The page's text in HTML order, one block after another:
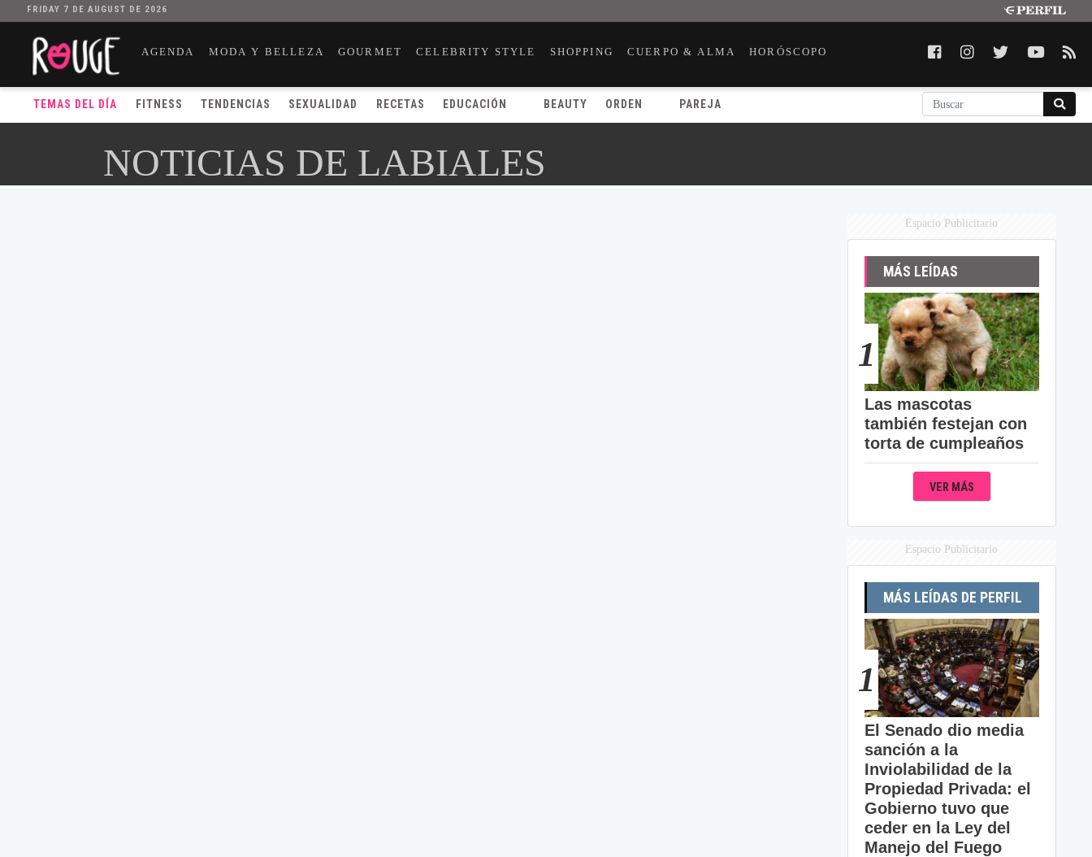
FRIDAY 7 DE AUGUST DE 2026
AGENDA MODA Y BELLEZA GOURMET CELEBRITY STYLE SHOPPING CUERPO & ALMA HORÓSCOPO
TEMAS DEL DÍA FITNESS TENDENCIAS SEXUALIDAD RECETAS EDUCACIÓN BEAUTY ORDEN PAREJA
NOTICIAS DE LABIALES
Espacio Publicitario
MÁS LEÍDAS
1
Las mascotas
también festejan con
torta de cumpleaños
VER MÁS
Espacio Publicitario
MÁS LEÍDAS DE PERFIL
1
El Senado dio media
sanción a la
Inviolabilidad de la
Propiedad Privada: el
Gobierno tuvo que
ceder en la Ley del
Manejo del Fuego